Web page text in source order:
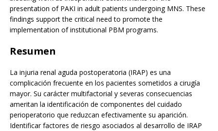
presentation of PAKI in adult patients undergoing MNS. These
findings support the critical need to promote the
implementation of institutional PBM programs.
Resumen
La injuria renal aguda postoperatoria (IRAP) es una
complicación frecuente en los pacientes sometidos a cirugía
mayor. Su carácter multifactorial y severas consecuencias
ameritan la identificación de componentes del cuidado
perioperatorio que reduzcan efectivamente su aparición.
Identificar factores de riesgo asociados al desarrollo de IRAP